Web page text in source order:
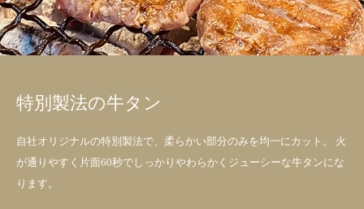
特別製法の牛タン
自社オリジナルの特別製法で、柔らかい部分のみを均一にカット。 火
が通りやすく片面60秒でしっかりやわらかくジューシーな牛タンにな
ります。